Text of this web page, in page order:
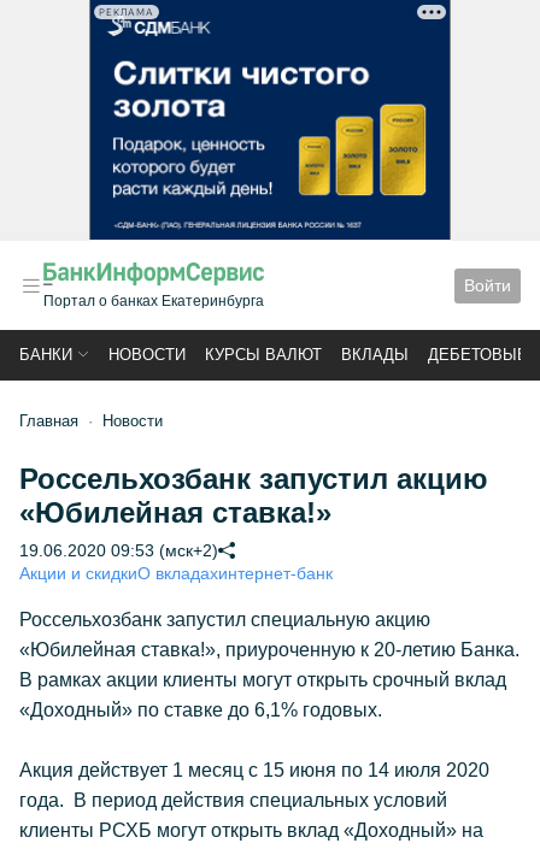
РЕКЛАМА
Портал о банках Екатеринбурга
Войти
БАНКИ НОВОСТИ КУРСЫ ВАЛЮТ ВКЛАДЫ ДЕБЕТОВЫЕ
Главная Новости
Россельхозбанк запустил акцию
«Юбилейная ставка!»
19.06.2020 09:53 (мск+2)
Акции и скидкиО вкладахинтернет-банк
Россельхозбанк запустил специальную акцию
«Юбилейная ставка!», приуроченную к 20-летию Банка.
В рамках акции клиенты могут открыть срочный вклад
«Доходный» по ставке до 6,1% годовых.
Акция действует 1 месяц с 15 июня по 14 июля 2020
года. В период действия специальных условий
клиенты РСХБ могут открыть вклад «Доходный» на